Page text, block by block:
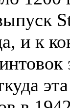
и к